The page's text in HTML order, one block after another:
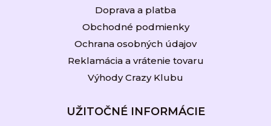
Doprava a platba
Obchodné podmienky
Ochrana osobných údajov
Reklamácia a vrátenie tovaru
Výhody Crazy Klubu
UŽITOČNÉ INFORMÁCIE